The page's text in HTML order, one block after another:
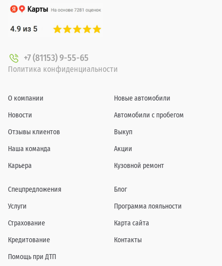
+7 (81153) 9-55-65
Политика конфиденциальности
О компании
Новости
Отзывы клиентов
Наша команда
Карьера
Новые автомобили
Автомобили с пробегом
Выкуп
Акции
Кузовной ремонт
Спецпредложения
Услуги
Страхование
Кредитование
Помощь при ДТП
Блог
Программа лояльности
Карта сайта
Контакты